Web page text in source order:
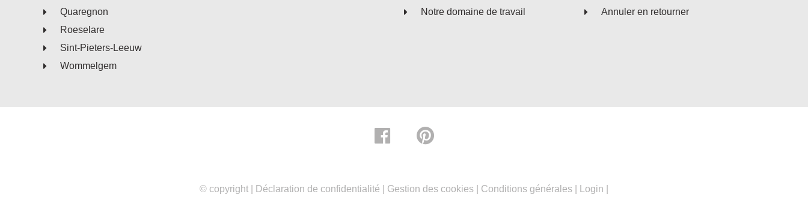
Quaregnon
Roeselare
Sint-Pieters-Leeuw
Wommelgem
Notre domaine de travail
Annuler en retourner
© copyright | Déclaration de confidentialité Gestion des cookies Conditions générales Login